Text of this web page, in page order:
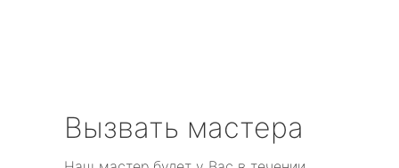
Вызвать мастера